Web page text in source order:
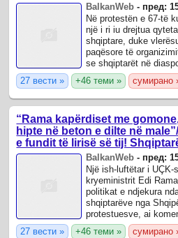
BalkanWeb - пред:
Në protestën e 67-të
një i ri iu drejtua
shqiptare, duke
paqësore të
se shqiptarët në
ndershmërisë dhe
27 вести » +46 теми » сумирано
“Rama kapërdiset me
hipte në beton e dilte në
e fundit të lirisë së tij!
padrejtësive BalkanWeb - пред:
Një ish-luftëtar i
kryeministrit Edi
politikat e ndjekura
shqiptarëve nga
protestuesve, ai
të kryeministrit Rama
27 вести » +46 теми » сумирано